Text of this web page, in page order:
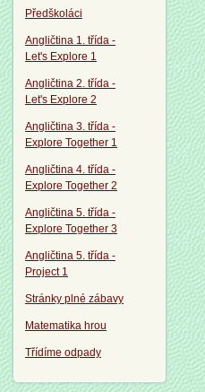
Předškoláci
Angličtina 1. třída -
Let's Explore 1
Angličtina 2. třída -
Let's Explore 2
Angličtina 3. třída -
Explore Together 1
Angličtina 4. třída -
Explore Together 2
Angličtina 5. třída -
Explore Together 3
Angličtina 5. třída -
Project 1
Stránky plné zábavy
Matematika hrou
Třídíme odpady